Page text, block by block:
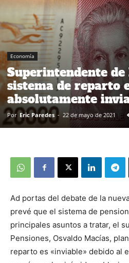
Economía
Superintendente de
sistema de reparto
absolutamente
Por Eric Paredes - 22 de mayo de 2021
Ad portas del debate de la
prevé que el sistema de
principales asuntos a tratar, el
Pensiones, Osvaldo Macías,
reparto es «inviable» debido al